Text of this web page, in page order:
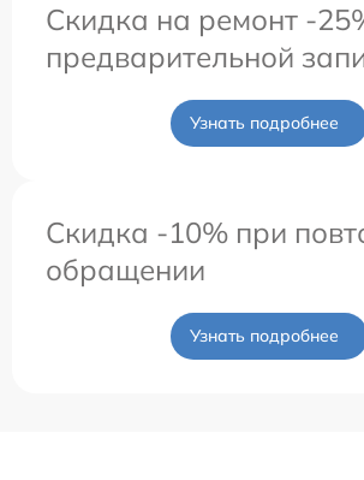
Скидка на ремонт -
предварительной
Узнать подробнее
Скидка -10% при
обращении
Узнать подробнее